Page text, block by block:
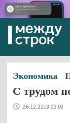
Экономика
С трудом
26.12.2013 09:03